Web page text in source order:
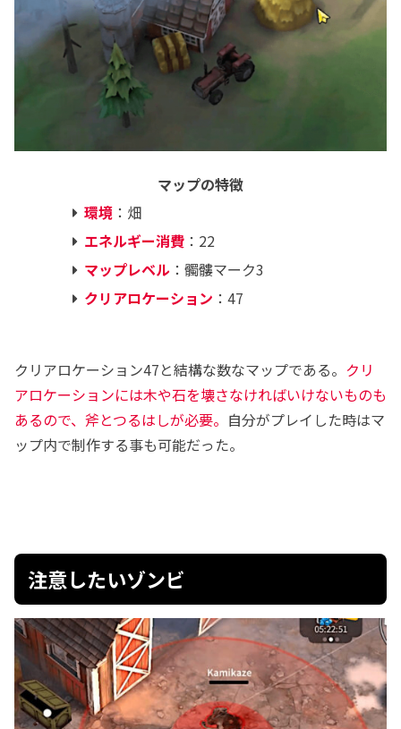
マップの特徴
環境：畑
エネルギー消費：22
マップレベル：髑髏マーク3
クリアロケーション ：47
クリアロケーション47と結構な数なマップである。 クリ
アロケーションには木や石を壊さなければいけないものも
あるので、斧とつるはしが必要。 自分がプレイした時はマ
ップ内で制作する事も可能だった。
注意したいゾンビ